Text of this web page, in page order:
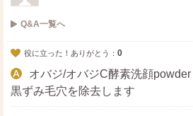
Q&A一覧へ
役に立った！ありがとう： 0
オバジ/オバジC酵素洗顔powder
黒ずみ毛穴を除去します